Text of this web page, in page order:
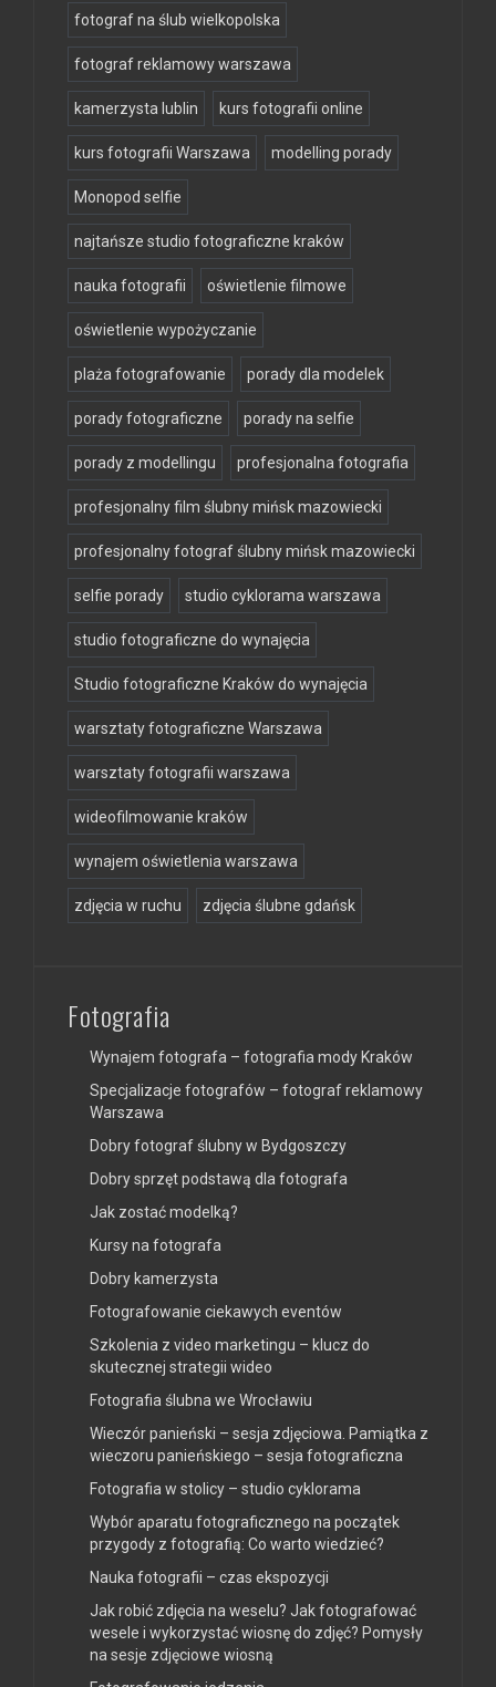
fotograf na ślub wielkopolska
fotograf reklamowy warszawa
kamerzysta lublin kurs fotografii online
kurs fotografii Warszawa modelling porady
Monopod selfie
najtańsze studio fotograficzne kraków
nauka fotografii oświetlenie filmowe
oświetlenie wypożyczanie
plaża fotografowanie porady dla modelek
porady fotograficzne porady na selfie
porady z modellingu profesjonalna fotografia
profesjonalny film ślubny mińsk mazowiecki
profesjonalny fotograf ślubny mińsk mazowiecki
selfie porady studio cyklorama warszawa
studio fotograficzne do wynajęcia
Studio fotograficzne Kraków do wynajęcia
warsztaty fotograficzne Warszawa
warsztaty fotografii warszawa
wideofilmowanie kraków
wynajem oświetlenia warszawa
zdjęcia w ruchu zdjęcia ślubne gdańsk
Fotografia
Wynajem fotografa – fotografia mody Kraków
Specjalizacje fotografów – fotograf reklamowy
Warszawa
Dobry fotograf ślubny w Bydgoszczy
Dobry sprzęt podstawą dla fotografa
Jak zostać modelką?
Kursy na fotografa
Dobry kamerzysta
Fotografowanie ciekawych eventów
Szkolenia z video marketingu – klucz do
skutecznej strategii wideo
Fotografia ślubna we Wrocławiu
Wieczór panieński – sesja zdjęciowa. Pamiątka z
wieczoru panieńskiego – sesja fotograficzna
Fotografia w stolicy – studio cyklorama
Wybór aparatu fotograficznego na początek
przygody z fotografią: Co warto wiedzieć?
Nauka fotografii – czas ekspozycji
Jak robić zdjęcia na weselu? Jak fotografować
wesele i wykorzystać wiosnę do zdjęć? Pomysły
na sesje zdjęciowe wiosną